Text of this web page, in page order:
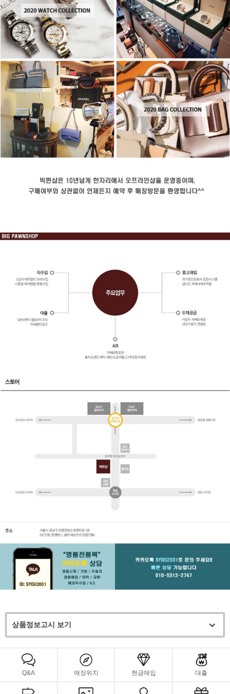
상품정보고시 보기
Q&A 매장위치 현금매입 대출